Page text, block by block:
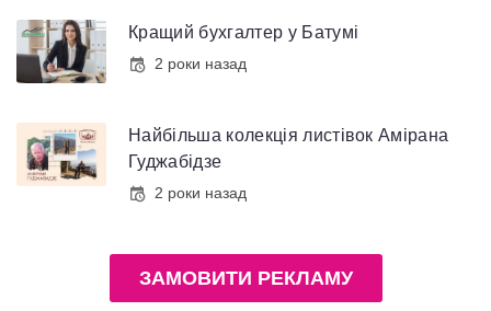
Кращий бухгалтер у Батумі
2 роки назад
Найбільша колекція листівок Амірана
Гуджабідзе
2 роки назад
ЗАМОВИТИ РЕКЛАМУ